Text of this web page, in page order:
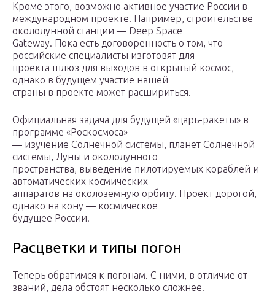
Кроме этого, возможно активное участие России в
международном проекте. Например, строительстве
окололунной станции — Deep Space
Gateway. Пока есть договоренность о том, что
российские специалисты изготовят для
проекта шлюз для выходов в открытый космос,
однако в будущем участие нашей
страны в проекте может расшириться.
Официальная задача для будущей «царь-ракеты» в
программе «Роскосмоса»
— изучение Солнечной системы, планет Солнечной
системы, Луны и окололунного
пространства, выведение пилотируемых кораблей и
автоматических космических
аппаратов на околоземную орбиту. Проект дорогой,
однако на кону — космическое
будущее России.
Расцветки и типы погон
Теперь обратимся к погонам. С ними, в отличие от
званий, дела обстоят несколько сложнее.